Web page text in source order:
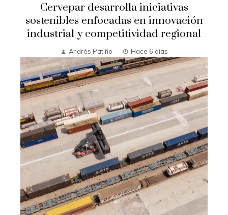
Cervepar desarrolla iniciativas
sostenibles enfocadas en innovación
industrial y competitividad regional
Andrés Patiño Hace 6 días